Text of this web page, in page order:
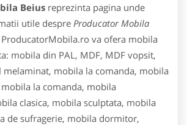
Beius reprezinta pagina unde
utile despre Producator Mobila
va ofera mobila
mobila din PAL, MDF, MDF vopsit,
melaminat, mobila la comanda, mobila
la comanda, mobila
clasica, mobila sculptata, mobila
de sufragerie, mobila dormitor,